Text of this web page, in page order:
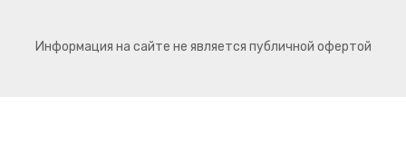
Информация на сайте не является публичной офертой